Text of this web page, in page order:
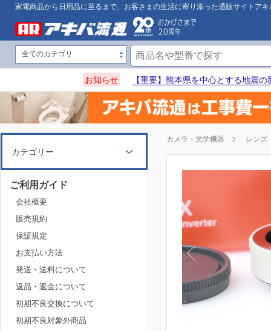
家電商品から日用品に至るまで、お客さまの生活に寄り添った通販サイトアキ
お知らせ 【重要】熊本県を中心とする地震
カメラ・光学機器 レンズ
カテゴリー
ご利用ガイド
会社概要
販売規約
保証規定
お支払い方法
発送・送料について
返品・返金について
初期不良交換について
初期不良対象外商品